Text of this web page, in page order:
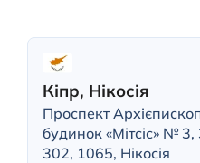
Кіпр, Нікосія
Проспект
будинок «Мітсіс» №
302, 1065, Нікосія